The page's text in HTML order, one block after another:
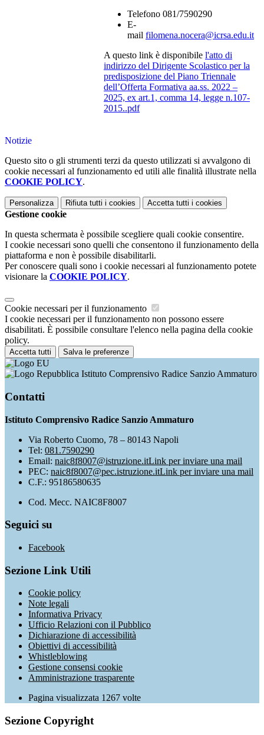
Telefono 081/7590290
E-
mail filomena.nocera@icrsa.edu.it
A questo link è disponibile l'atto di
indirizzo del Dirigente Scolastico per la
predisposizione del Piano Triennale
dell’Offerta Formativa aa.ss. 2022 –
2025, ex art.1, comma 14, legge n.107-
2015..pdf
Notizie
Questo sito o gli strumenti terzi da questo utilizzati si avvalgono di
cookie necessari al funzionamento ed utili alle finalità illustrate nella
COOKIE POLICY.
Personalizza Rifiuta tutti i cookies Accetta tutti i cookies
Gestione cookie
In questa schermata è possibile scegliere quali cookie consentire.
I cookie necessari sono quelli che consentono il funzionamento della
piattaforma e non è possibile disabilitarli.
Per conoscere quali sono i cookie necessari al funzionamento potete
visionare la COOKIE POLICY.
Cookie necessari per il funzionamento
I cookie necessari per il funzionamento non possono essere
disabilitati. È possibile consultare l'elenco nella pagina della cookie
policy.
Accetta tutti Salva le preferenze
Istituto Comprensivo Radice Sanzio Ammaturo
Contatti
Istituto Comprensivo Radice Sanzio Ammaturo
Via Roberto Cuomo, 78 – 80143 Napoli
Tel: 081.7590290
Email: naic8f8007@istruzione.itLink per inviare una mail
PEC: naic8f8007@pec.istruzione.itLink per inviare una mail
C.F.: 95186580635
Cod. Mecc. NAIC8F8007
Seguici su
Facebook
Sezione Link Utili
Cookie policy
Note legali
Informativa Privacy
Ufficio Relazioni con il Pubblico
Dichiarazione di accessibilità
Obiettivi di accessibilità
Whistleblowing
Gestione consensi cookie
Amministrazione trasparente
Pagina visualizzata 1267 volte
Sezione Copyright